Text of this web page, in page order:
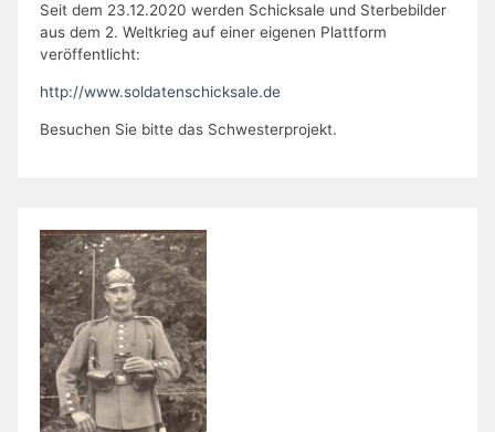
Seit dem 23.12.2020 werden Schicksale und Sterbebilder
aus dem 2. Weltkrieg auf einer eigenen Plattform
veröffentlicht:
http://www.soldatenschicksale.de
Besuchen Sie bitte das Schwesterprojekt.